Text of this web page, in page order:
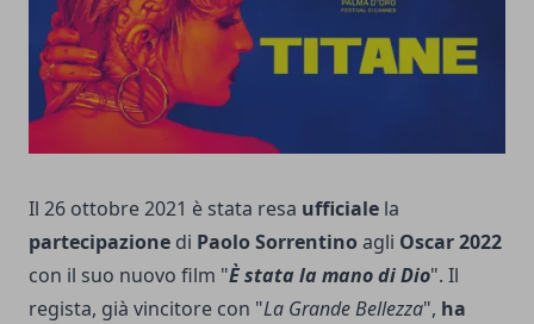
Il 26 ottobre 2021 è stata resa ufficiale la
partecipazione di Paolo Sorrentino agli Oscar 2022
con il suo nuovo film "È stata la mano di Dio". Il
regista, già vincitore con "La Grande Bellezza", ha